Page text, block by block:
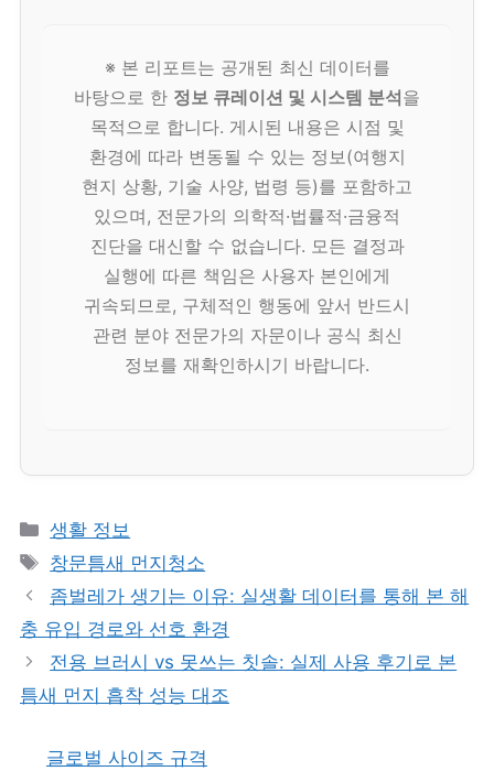
※ 본 리포트는 공개된 최신 데이터를
바탕으로 한 정보 큐레이션 및 시스템 분석을
목적으로 합니다. 게시된 내용은 시점 및
환경에 따라 변동될 수 있는 정보(여행지
현지 상황, 기술 사양, 법령 등)를 포함하고
있으며, 전문가의 의학적·법률적·금융적
진단을 대신할 수 없습니다. 모든 결정과
실행에 따른 책임은 사용자 본인에게
귀속되므로, 구체적인 행동에 앞서 반드시
관련 분야 전문가의 자문이나 공식 최신
정보를 재확인하시기 바랍니다.
카
테
고
리
생활 정보
태
그
창문틈새 먼지청소
좀벌레가 생기는 이유: 실생활 데이터를 통해 본 해
충 유입 경로와 선호 환경
전용 브러시 vs 못쓰는 칫솔: 실제 사용 후기로 본
틈새 먼지 흡착 성능 대조
글로벌 사이즈 규격